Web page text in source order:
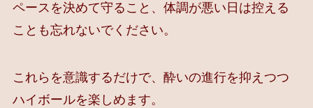
ペースを決めて守ること、体調が悪い日は控える
ことも忘れないでください。
これらを意識するだけで、酔いの進行を抑えつつ
ハイボールを楽しめます。